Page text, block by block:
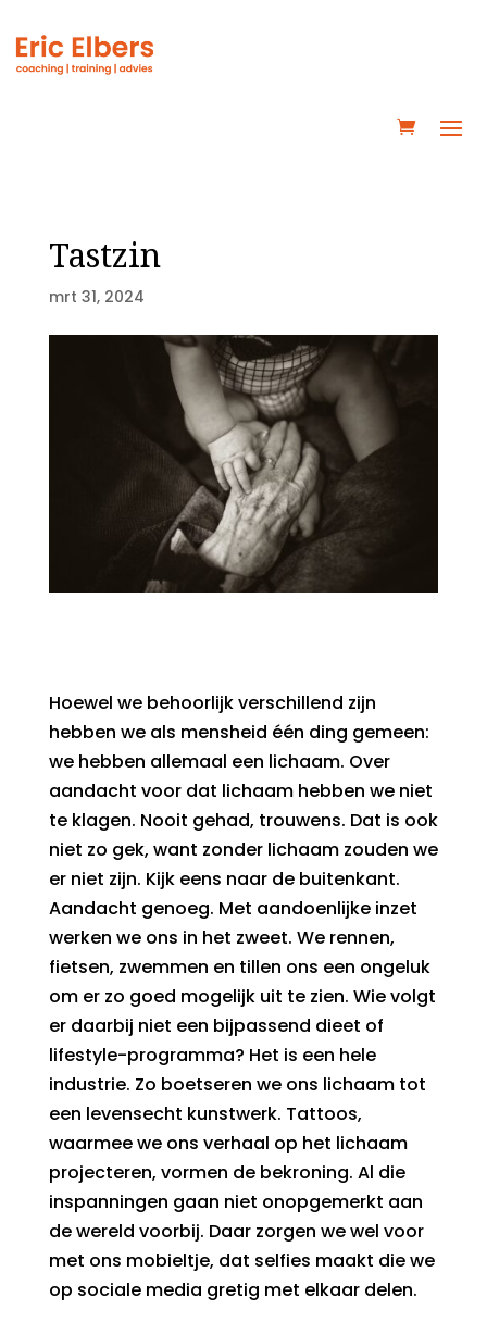
Tastzin
mrt 31, 2024
Hoewel we behoorlijk verschillend zijn
hebben we als mensheid één ding gemeen:
we hebben allemaal een lichaam. Over
aandacht voor dat lichaam hebben we niet
te klagen. Nooit gehad, trouwens. Dat is ook
niet zo gek, want zonder lichaam zouden we
er niet zijn. Kijk eens naar de buitenkant.
Aandacht genoeg. Met aandoenlijke inzet
werken we ons in het zweet. We rennen,
fietsen, zwemmen en tillen ons een ongeluk
om er zo goed mogelijk uit te zien. Wie volgt
er daarbij niet een bijpassend dieet of
lifestyle-programma? Het is een hele
industrie. Zo boetseren we ons lichaam tot
een levensecht kunstwerk. Tattoos,
waarmee we ons verhaal op het lichaam
projecteren, vormen de bekroning. Al die
inspanningen gaan niet onopgemerkt aan
de wereld voorbij. Daar zorgen we wel voor
met ons mobieltje, dat selfies maakt die we
op sociale media gretig met elkaar delen.